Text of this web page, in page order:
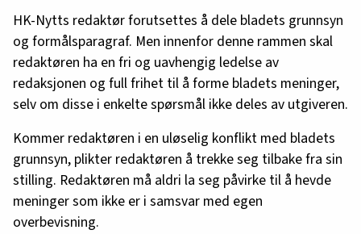
HK-Nytts redaktør forutsettes å dele bladets grunnsyn
og formålsparagraf. Men innenfor denne rammen skal
redaktøren ha en fri og uavhengig ledelse av
redaksjonen og full frihet til å forme bladets meninger,
selv om disse i enkelte spørsmål ikke deles av utgiveren.
Kommer redaktøren i en uløselig konflikt med bladets
grunnsyn, plikter redaktøren å trekke seg tilbake fra sin
stilling. Redaktøren må aldri la seg påvirke til å hevde
meninger som ikke er i samsvar med egen
overbevisning.